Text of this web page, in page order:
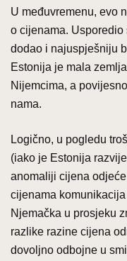
U međuvremenu, evo
o cijenama.
dodao i najuspješniju
Estonija je mala
Nijemcima, a
nama.
Logično, u pogledu
(iako je Estonija
anomaliji cijena
cijenama
Njemačka u prosjeku
razlike razine cijena
dovoljno odbojne u